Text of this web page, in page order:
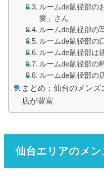
ルームde鼠径部の
愛」さん
ルームde鼠径部の
ルームde鼠径部の
ルームde鼠径部は
ルームde鼠径部の
ルームde鼠径部の
まとめ：仙台のメン
店が豊富
仙台エリアのメ